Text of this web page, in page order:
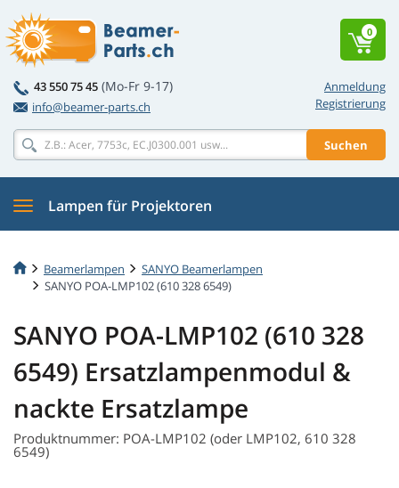
Anmeldung
Registrierung
43 550 75 45 (Mo-Fr 9-17)
info@beamer-parts.ch
Suchen
0
Lampen für Projektoren
Beamerlampen
SANYO Beamerlampen
SANYO POA-LMP102 (610 328 6549)
SANYO POA-LMP102 (610 328
6549) Ersatzlampenmodul &
nackte Ersatzlampe
Produktnummer: POA-LMP102 (oder LMP102, 610 328
6549)